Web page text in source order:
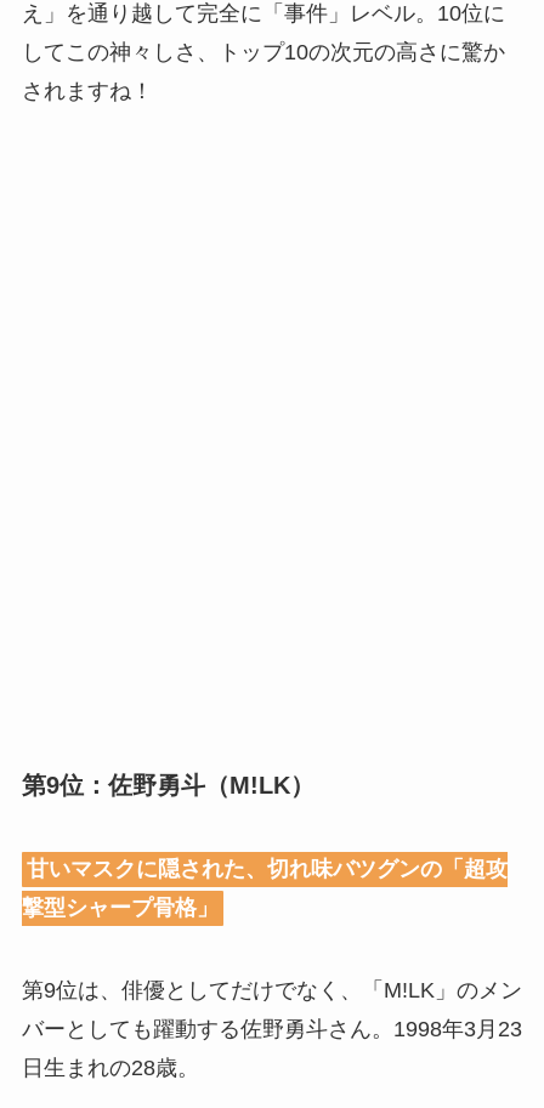
え」を通り越して完全に「事件」レベル。10位に
してこの神々しさ、トップ10の次元の高さに驚か
されますね！
第9位：佐野勇斗（M!LK）
甘いマスクに隠された、切れ味バツグンの「超攻
撃型シャープ骨格」
第9位は、俳優としてだけでなく、「M!LK」のメン
バーとしても躍動する佐野勇斗さん。1998年3月23
日生まれの28歳。